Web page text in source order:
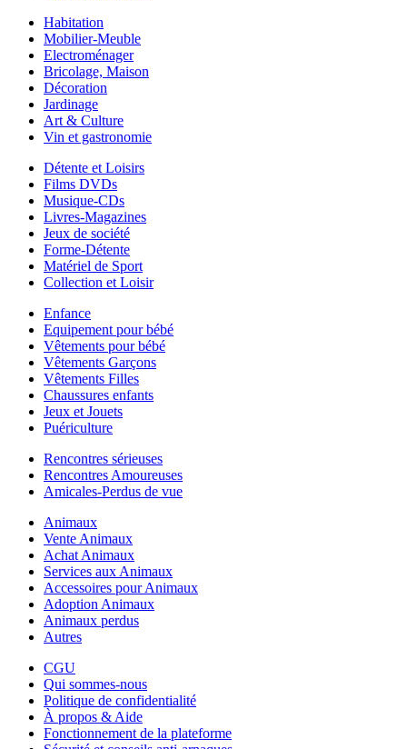
Habitation
Mobilier-Meuble
Electroménager
Bricolage, Maison
Décoration
Jardinage
Art & Culture
Vin et gastronomie
Détente et Loisirs
Films DVDs
Musique-CDs
Livres-Magazines
Jeux de société
Forme-Détente
Matériel de Sport
Collection et Loisir
Enfance
Equipement pour bébé
Vêtements pour bébé
Vêtements Garçons
Vêtements Filles
Chaussures enfants
Jeux et Jouets
Puériculture
Rencontres sérieuses
Rencontres Amoureuses
Amicales-Perdus de vue
Animaux
Vente Animaux
Achat Animaux
Services aux Animaux
Accessoires pour Animaux
Adoption Animaux
Animaux perdus
Autres
CGU
Qui sommes-nous
Politique de confidentialité
À propos & Aide
Fonctionnement de la plateforme